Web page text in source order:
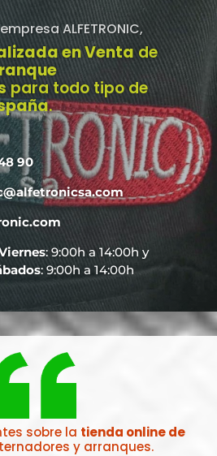
ALFETRONIC,
en Venta de
para todo tipo de
.
90
: 9:00h a 14:00h y
: 9:00h a 14:00h
sobre la tienda online de
y arranques.